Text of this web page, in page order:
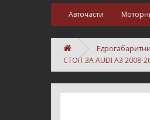
Авточасти
СТОП ЗА AUDI A3 2008-